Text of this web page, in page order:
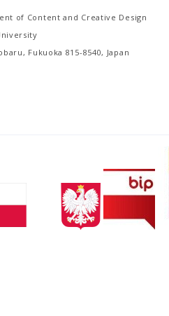
of Content and Creative Design
Fukuoka 815-8540, Japan